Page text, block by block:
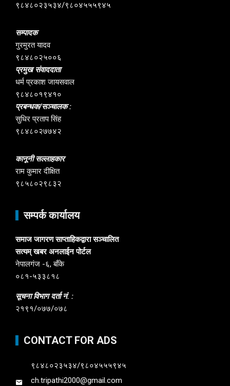
९८४८०२३५३४/९८०४५५५९४५
सम्पादक
गुरमुरत यादव
९८४८०२५००६
प्रमुख संवाददाता
धर्म प्रकाश जायसवाल
९८४८०१९४१०
प्रबन्धक/सञ्चालक :
सुधिर प्रताप सिंह
९८४८०२७७४२
कानूनी सल्लाहकार
राम कुमार दीक्षित
९८५८०२९८३२
सम्पर्क कार्यालय
समाज जागरण साप्ताहिकद्वारा सञ्चालित
सत्यम् खबर अनलाईन पोर्टल
नेपालगंज -६, बाँके
०८१-५३३८१८
सूचना विभाग दर्ता नं. :
२१९१/०७७/०७८
CONTACT FOR ADS
९८४८०२३५३४/९८०४५५५९४५
ch.tripathi2000@gmail.com